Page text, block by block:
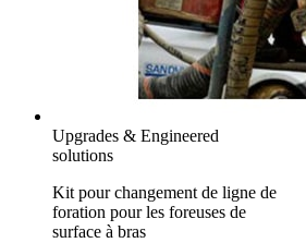
Upgrades & Engineered
solutions
Kit pour changement de ligne de
foration pour les foreuses de
surface à bras